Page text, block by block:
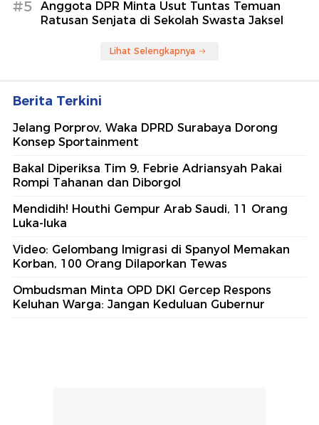
#5
Anggota DPR Minta Usut Tuntas Temuan
Ratusan Senjata di Sekolah Swasta Jaksel
Lihat Selengkapnya
Berita Terkini
Jelang Porprov, Waka DPRD Surabaya Dorong
Konsep Sportainment
Bakal Diperiksa Tim 9, Febrie Adriansyah Pakai
Rompi Tahanan dan Diborgol
Mendidih! Houthi Gempur Arab Saudi, 11 Orang
Luka-luka
Video: Gelombang Imigrasi di Spanyol Memakan
Korban, 100 Orang Dilaporkan Tewas
Ombudsman Minta OPD DKI Gercep Respons
Keluhan Warga: Jangan Keduluan Gubernur